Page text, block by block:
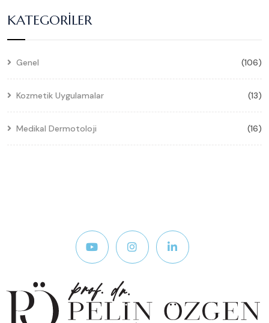
KATEGORILER
Genel (106)
Kozmetik Uygulamalar (13)
Medikal Dermotoloji (16)